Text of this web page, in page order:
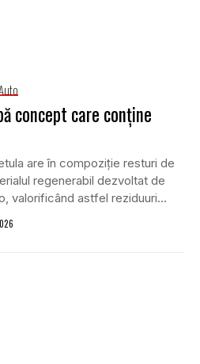
concept care conține
are în compoziție resturi de
regenerabil dezvoltat de
valorificând astfel reziduuri